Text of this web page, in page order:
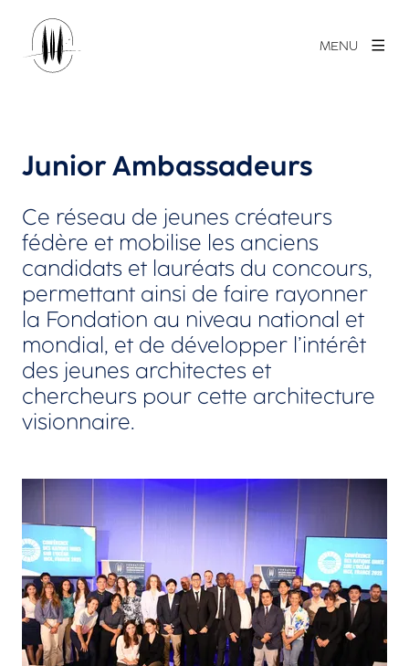
MENU
Junior Ambassadeurs
Ce réseau de jeunes créateurs
fédère et mobilise les anciens
candidats et lauréats du concours,
permettant ainsi de faire rayonner
la Fondation au niveau national et
mondial, et de développer l’intérêt
des jeunes architectes et
chercheurs pour cette architecture
visionnaire.
Agrandir